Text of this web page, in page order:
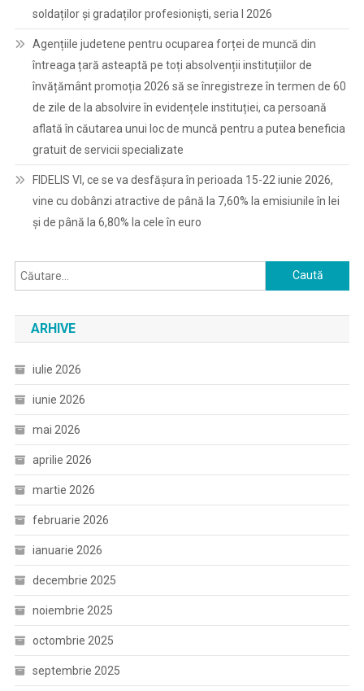
soldaților și gradaților profesioniști, seria I 2026
Agențiile judetene pentru ocuparea forței de muncă din
întreaga țară asteaptă pe toți absolvenții instituțiilor de
învățământ promoția 2026 să se înregistreze în termen de 60
de zile de la absolvire în evidențele instituției, ca persoană
aflată în căutarea unui loc de muncă pentru a putea beneficia
gratuit de servicii specializate
FIDELIS VI, ce se va desfășura în perioada 15-22 iunie 2026,
vine cu dobânzi atractive de până la 7,60% la emisiunile în lei
și de până la 6,80% la cele în euro
Caută
după:
ARHIVE
iulie 2026
iunie 2026
mai 2026
aprilie 2026
martie 2026
februarie 2026
ianuarie 2026
decembrie 2025
noiembrie 2025
octombrie 2025
septembrie 2025